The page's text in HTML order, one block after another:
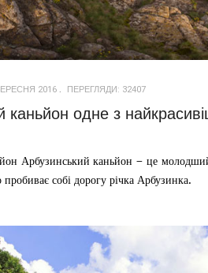
2016 ПЕРЕГЛЯДИ: 32407
каньйон одне з
Арбузинський каньйон – це
пробиває собі дорогу річка Арбузинка.